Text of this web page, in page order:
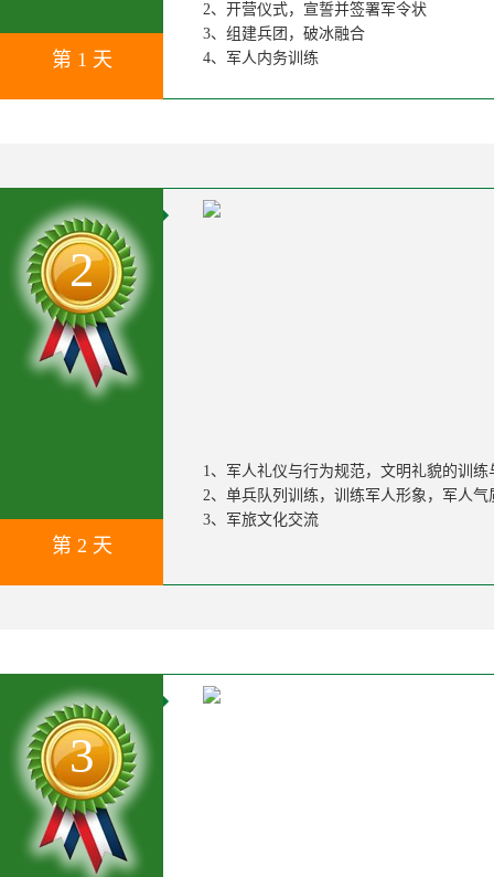
第 1 天
2、开营仪式，宣誓并签署军令状
3、组建兵团，破冰融合
4、军人内务训练
2
第 2 天
1、军人礼仪与行为规范，文明礼貌的训
2、单兵队列训练，训练军人形象，军人气
3、军旅文化交流
3